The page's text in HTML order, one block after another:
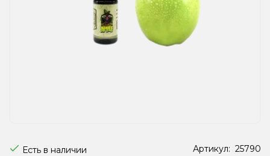
Жидкости для электронных сигарет
Подарочные наборы
Есть в наличии Артикул: 25790